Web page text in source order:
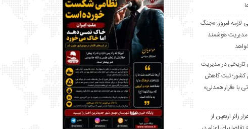
لازمه امروز؛ «جنگ
مدیریت هوشمند
تاریخی در مدیریت
ثبت کاهش
با «قرار همدلی»
۹ هزار زائر اربعین از